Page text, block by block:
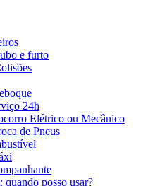
e furto
24h
Elétrico ou Mecânico
de Pneus
quando posso usar?